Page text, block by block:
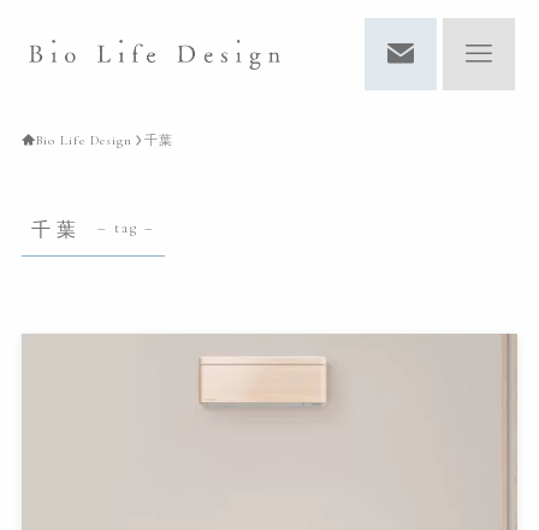
Bio Life Design 千葉
千葉 – tag –